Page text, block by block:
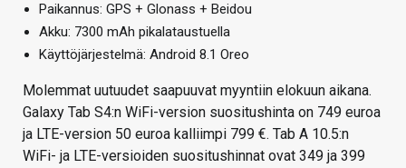
Paikannus: GPS + Glonass + Beidou
Akku: 7300 mAh pikalataustuella
Käyttöjärjestelmä: Android 8.1 Oreo
Molemmat uutuudet saapuuvat myyntiin elokuun aikana.
Galaxy Tab S4:n WiFi-version suositushinta on 749 euroa
ja LTE-version 50 euroa kalliimpi 799 €. Tab A 10.5:n
WiFi- ja LTE-versioiden suositushinnat ovat 349 ja 399